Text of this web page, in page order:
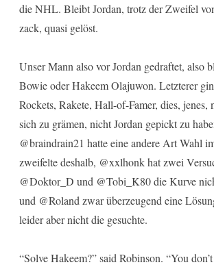
die NHL. Bleibt Jordan, trotz der Zweifel
zack, quasi gelöst.
Unser Mann also vor Jordan gedraftet, also
Bowie oder Hakeem Olajuwon. Letzterer
Rockets, Rakete, Hall-of-Famer, dies, jenes,
sich zu grämen, nicht Jordan gepickt zu
@braindrain21 hatte eine andere Art Wahl
zweifelte deshalb, @xxlhonk hat zwei
@Doktor_D und @Tobi_K80 die Kurve
und @Roland zwar überzeugend eine
leider aber nicht die gesuchte.
“Solve Hakeem?” said Robinson. “You